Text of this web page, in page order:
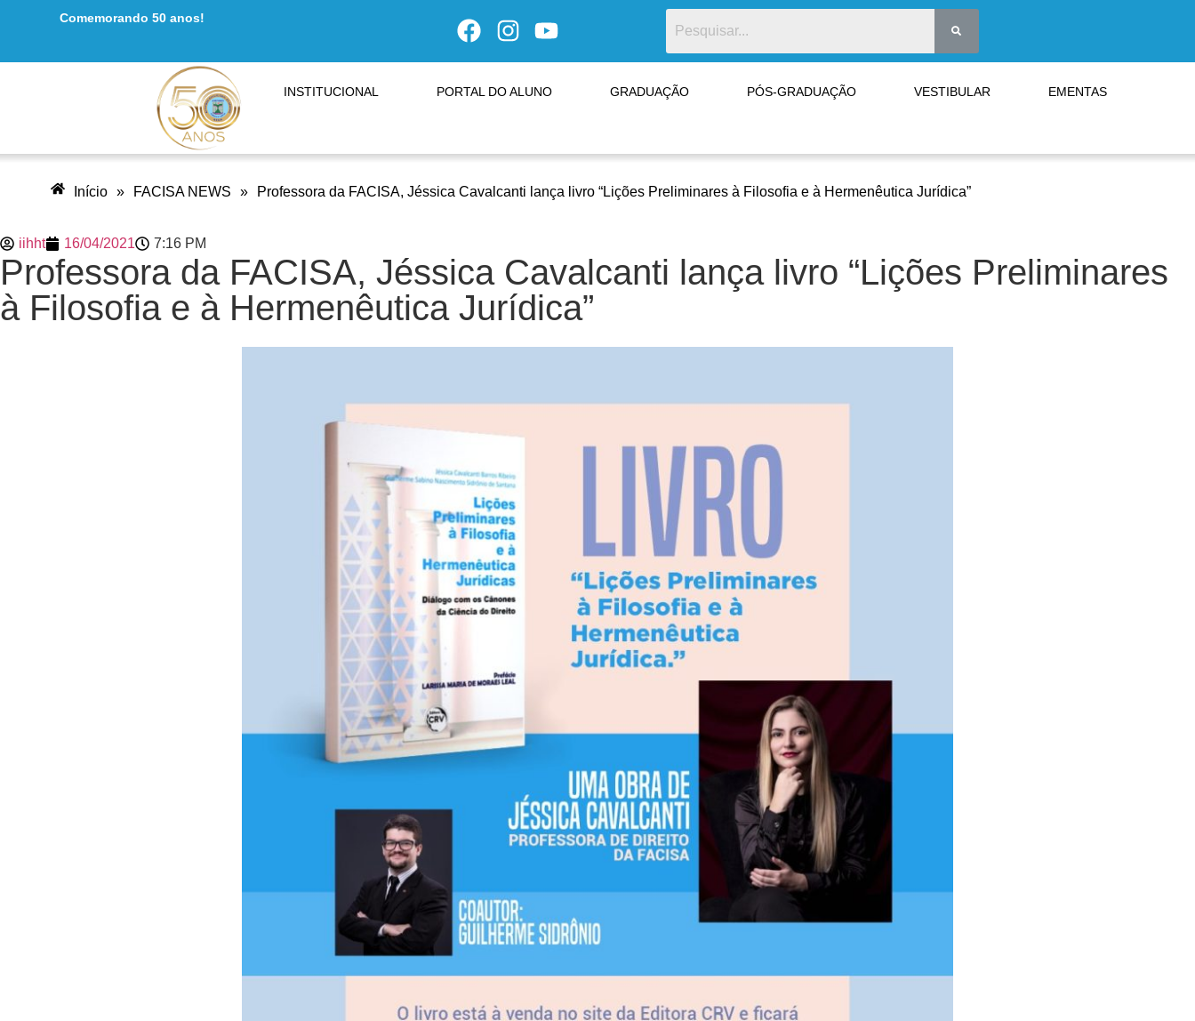
Comemorando 50 anos!
INSTITUCIONAL PORTAL DO ALUNO GRADUAÇÃO PÓS-GRADUAÇÃO VESTIBULAR EMENTAS
Início » FACISA NEWS » Professora da FACISA, Jéssica Cavalcanti lança livro “Lições Preliminares à Filosofia e à Hermenêutica Jurídica”
iihht 16/04/2021 7:16 PM
Professora da FACISA, Jéssica Cavalcanti lança livro “Lições Preliminares
à Filosofia e à Hermenêutica Jurídica”